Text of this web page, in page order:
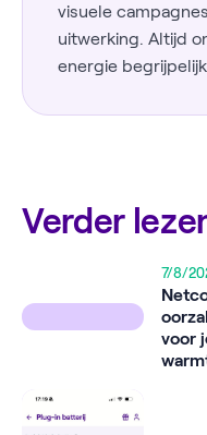
visuele
uitwerking. Altijd
energie
Verder
7/8/
voor